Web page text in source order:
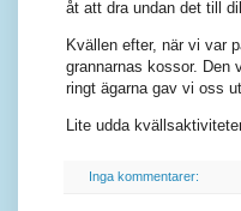
åt att dra undan det till
Kvällen efter, när vi var
grannarnas kossor. Den
ringt ägarna gav vi oss
Lite udda
Inga kommentarer: